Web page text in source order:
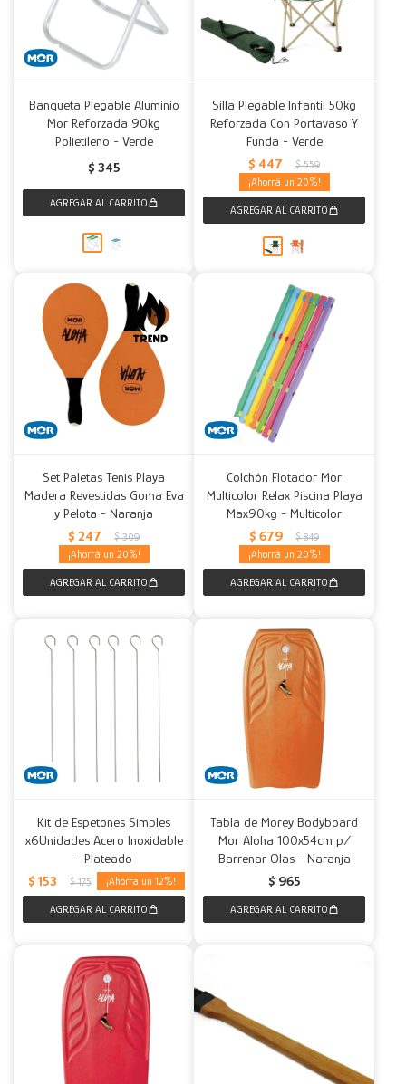
Banqueta Plegable Aluminio
Mor Reforzada 90kg
Polietileno - Verde
$ 345
Silla Plegable Infantil 50kg
Reforzada Con Portavaso Y
Funda - Verde
$ 447 $ 559
20
Set Paletas Tenis Playa
Madera Revestidas Goma Eva
y Pelota - Naranja
$ 247 $ 309
20
Colchón Flotador Mor
Multicolor Relax Piscina Playa
Max90kg - Multicolor
$ 679 $ 849
20
Kit de Espetones Simples
x6Unidades Acero Inoxidable
- Plateado
$ 153 $ 175 12
Tabla de Morey Bodyboard
Mor Aloha 100x54cm p/
Barrenar Olas - Naranja
$ 965